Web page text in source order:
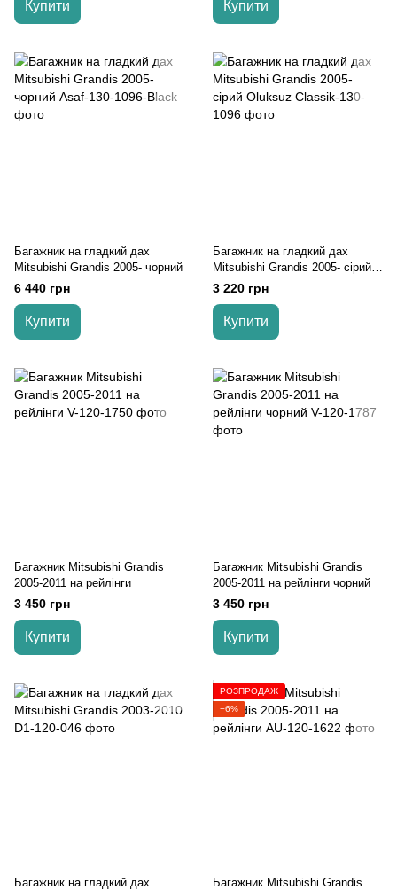
Купити Купити
Багажник на гладкий дах
Mitsubishi Grandis 2005- чорний
6 440 грн
Купити
Багажник на гладкий дах
Mitsubishi Grandis 2005- сірий
Oluksuz
3 220 грн
Купити
Багажник Mitsubishi Grandis
2005-2011 на рейлінги
3 450 грн
Купити
Багажник Mitsubishi Grandis
2005-2011 на рейлінги чорний
3 450 грн
Купити
Багажник на гладкий дах
РОЗПРОДАЖ
−6%
Багажник Mitsubishi Grandis